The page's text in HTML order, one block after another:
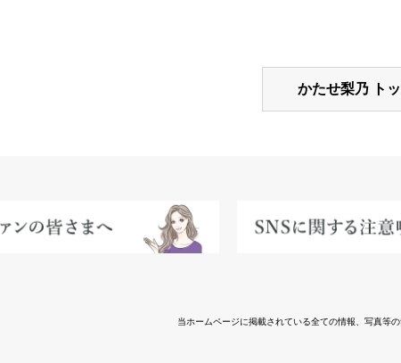
かたせ梨乃 ト
当ホームページに掲載されている全ての情報、 写真等